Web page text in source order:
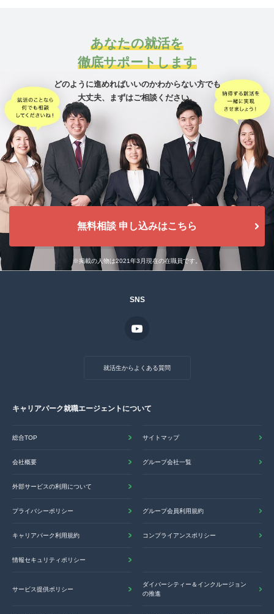
あなたの就活を
徹底サポートします
どのように進めればいいのかわからない方でも
大丈夫、
まずはご相談ください。
無料相談 申し込みはこちら
※掲載の人物は2021年3月現在の在職員です。
SNS
就活生からよくある質問
キャリアパーク就職エージェントについて
総合TOP サイトマップ
会社概要 グループ会社一覧
外部サービスの利用について
プライバシーポリシー グループ会員利用規約
キャリアパーク利用規約 コンプライアンスポリシー
情報セキュリティポリシー
サービス提供ポリシー
ダイバーシティー＆インクルージョン
の推進